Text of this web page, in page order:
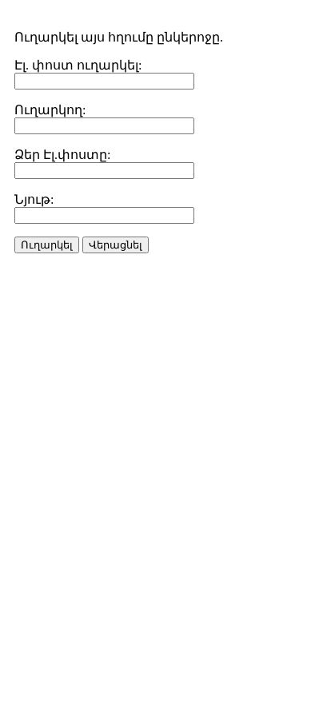
Ուղարկել այս հղումը ընկերոջը.
Էլ. փոստ ուղարկել:
Ուղարկող:
Ձեր Էլ.փոստը:
Նյութ:
Ուղարկել Վերացնել